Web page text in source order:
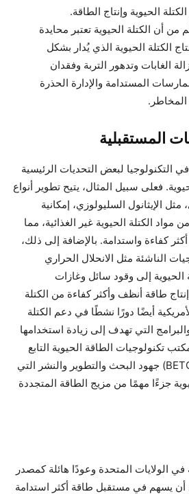
الحيوية وإنتاج الطاقة.
من أن الكتلة الحيوية تعتبر محايدة
الكتلة الحيوية الذي يُدار بشكل
الغابات وتدهور التربة وفقدان
المستدامة والإدارة الحذرة
المستقبلية
التكنولوجيا لبعض التحديات الرئيسية
فعلى سبيل المثال، يتيح تطوير أنواع
الإيثانول السليولوزي، إمكانية
الكتلة الحيوية غير الغذائية، مما
كفاءة واستدامة. بالإضافة إلى ذلك،
الناشئة مثل الانحلال الحراري
الحيوية إلى وقود سائل وغازات
طاقة أنظف وأكثر كفاءة من الكتلة
أيضًا دورًا نشطًا في دعم الكتلة
التي تهدف إلى زيادة استخدامها
تكنولوجيات الطاقة الحيوية التابع
لوزارة الطاقة الأمريكية (BETO) جهود البحث والتطوير والنشر التي
جزءًا مهمًا من مزيج الطاقة المتجددة
الولايات المتحدة وعودًا هائلة كمصدر
يسهم في مستقبل طاقة أكثر استدامة